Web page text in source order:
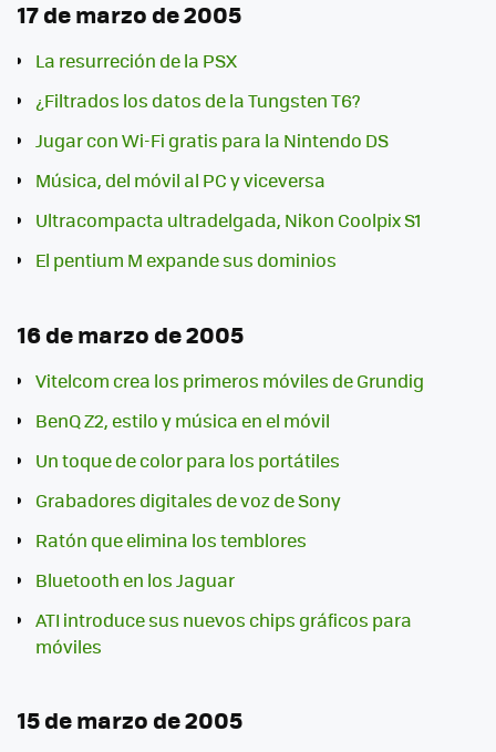
17 de marzo de 2005
La resurreción de la PSX
¿Filtrados los datos de la Tungsten T6?
Jugar con Wi-Fi gratis para la Nintendo DS
Música, del móvil al PC y viceversa
Ultracompacta ultradelgada, Nikon Coolpix S1
El pentium M expande sus dominios
16 de marzo de 2005
Vitelcom crea los primeros móviles de Grundig
BenQ Z2, estilo y música en el móvil
Un toque de color para los portátiles
Grabadores digitales de voz de Sony
Ratón que elimina los temblores
Bluetooth en los Jaguar
ATI introduce sus nuevos chips gráficos para
móviles
15 de marzo de 2005